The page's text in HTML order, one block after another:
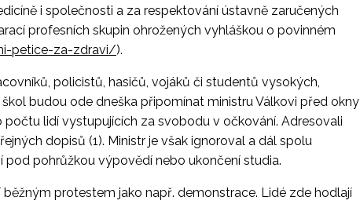
i společnosti a za respektování ústavně zaručených
profesních skupin ohrožených vyhláškou o povinném
petice-za-zdravi/).
policistů, hasičů, vojáků či studentů vysokých,
budou ode dneška připomínat ministru Válkovi před okny
lidí vystupujících za svobodu v očkování. Adresovali
dopisů (1). Ministr je však ignoroval a dál spolu
pohrůžkou výpovědí nebo ukončení studia.
protestem jako např. demonstrace. Lidé zde hodlají